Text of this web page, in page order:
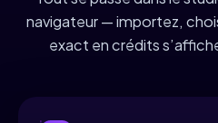
navigateur — importez,
exact en crédits